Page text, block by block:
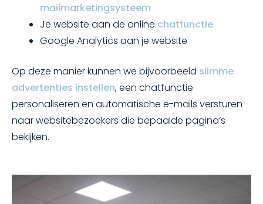
mailmarketingsysteem
Je website aan de online chatfunctie
Google Analytics aan je website
Op deze manier kunnen we bijvoorbeeld slimme
advertenties instellen, een chatfunctie
personaliseren en automatische e-mails versturen
naar websitebezoekers die bepaalde pagina’s
bekijken.